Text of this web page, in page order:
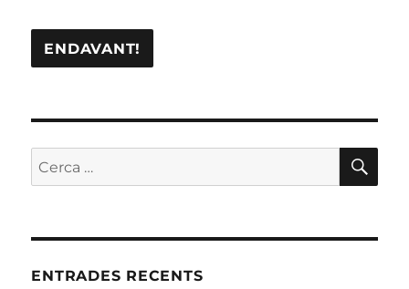
Cerca:
ENTRADES RECENTS